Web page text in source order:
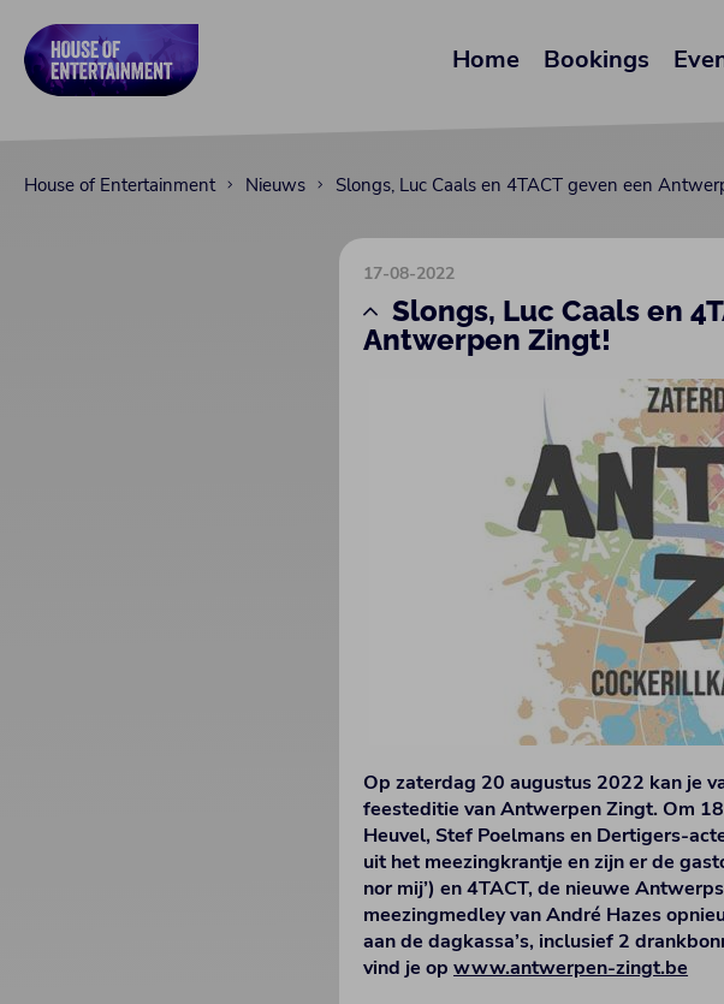
Home Bookings
House of Entertainment Nieuws Slongs, Luc Caals en 4TACT geven een
17-08-2022
Slongs, Luc Caals en
Antwerpen Zingt!
Op zaterdag 20 augustus 2022 kan je
feesteditie van Antwerpen Zingt. Om
Heuvel, Stef Poelmans en Dertigers-
uit het meezingkrantje en zijn er de
nor mij’) en 4TACT, de nieuwe
meezingmedley van André Hazes
aan de dagkassa’s, inclusief 2
vind je opwww.antwerpen-zingt.be